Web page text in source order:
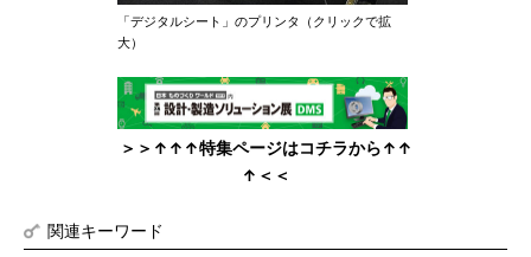
「デジタルシート」のプリンタ（クリックで拡
大）
＞＞↑↑↑特集ページはコチラから↑↑
↑＜＜
関連キーワード